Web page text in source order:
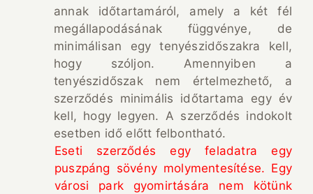
annak időtartamáról, amely a két fél
megállapodásának függvénye, de
minimálisan egy tenyészidőszakra kell,
hogy szóljon. Amennyiben a
tenyészidőszak nem értelmezhető, a
szerződés minimális időtartama egy év
kell, hogy legyen. A szerződés indokolt
esetben idő előtt felbontható.
Eseti szerződés egy feladatra egy
puszpáng sövény molymentesítése. Egy
városi park gyomirtására nem kötünk